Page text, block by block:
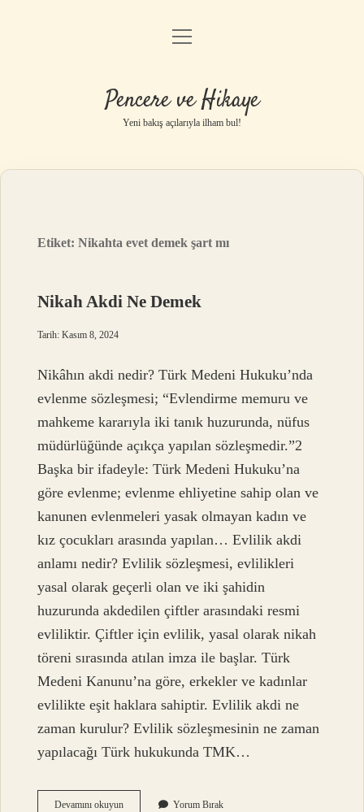
Anasayfa
Yasal Uyarı
menüyü
Pencere ve Hikaye
Yeni bakış açılarıyla ilham bul!
Etiket:Nikahta evet demek şart mı
Nikah Akdi Ne Demek
Tarih: Kasım 8, 2024
Nikâhın akdi nedir? Türk Medeni Hukuku’nda
evlenme sözleşmesi; “Evlendirme memuru ve
mahkeme kararıyla iki tanık huzurunda, nüfus
müdürlüğünde açıkça yapılan sözleşmedir.”2
Başka bir ifadeyle: Türk Medeni Hukuku’na
göre evlenme; evlenme ehliyetine sahip olan ve
kanunen evlenmeleri yasak olmayan kadın ve
kız çocukları arasında yapılan… Evlilik akdi
anlamı nedir? Evlilik sözleşmesi, evlilikleri
yasal olarak geçerli olan ve iki şahidin
huzurunda akdedilen çiftler arasındaki resmi
evliliktir. Çiftler için evlilik, yasal olarak nikah
töreni sırasında atılan imza ile başlar. Türk
Medeni Kanunu’na göre, erkekler ve kadınlar
evlilikte eşit haklara sahiptir. Evlilik akdi ne
zaman kurulur? Evlilik sözleşmesinin ne zaman
yapılacağı Türk hukukunda TMK…
Devamını okuyunNikah
Yorum Bırak